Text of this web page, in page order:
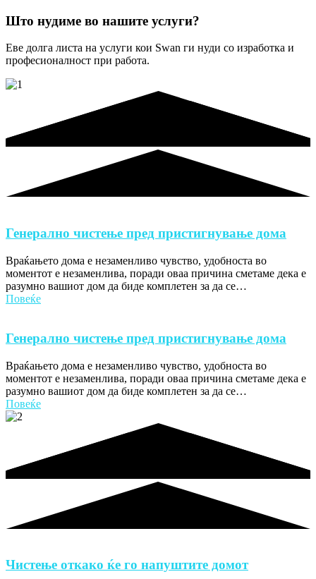
Што нудиме во нашите услуги?
Еве долга листа на услуги кои Swan ги нуди со изработка и
професионалност при работа.
Генерално чистење пред пристигнување дома
Враќањето дома е незаменливо чувство, удобноста во
моментот е незаменлива, поради оваа причина сметаме дека е
разумно вашиот дом да биде комплетен за да се…
Повеќе
Генерално чистење пред пристигнување дома
Враќањето дома е незаменливо чувство, удобноста во
моментот е незаменлива, поради оваа причина сметаме дека е
разумно вашиот дом да биде комплетен за да се…
Повеќе
Чистење откако ќе го напуштите домот